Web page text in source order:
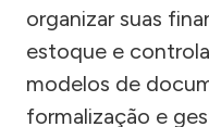
organizar suas
estoque e
modelos de
formalização e